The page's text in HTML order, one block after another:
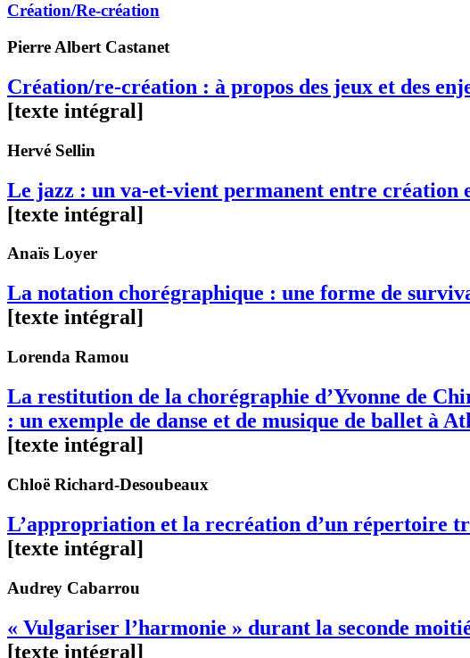
Création/Re-création
Pierre Albert Castanet
Création/re-création : à propos des jeux et des
[texte intégral]
Hervé Sellin
Le jazz : un va-et-vient permanent entre création
[texte intégral]
Anaïs Loyer
La notation chorégraphique : une forme de
[texte intégral]
Lorenda Ramou
La restitution de la chorégraphie d’Yvonne de
: un exemple de danse et de musique de ballet à
[texte intégral]
Chloë Richard-Desoubeaux
L’appropriation et la recréation d’un répertoire
[texte intégral]
Audrey Cabarrou
« Vulgariser l’harmonie » durant la seconde
[texte intégral]